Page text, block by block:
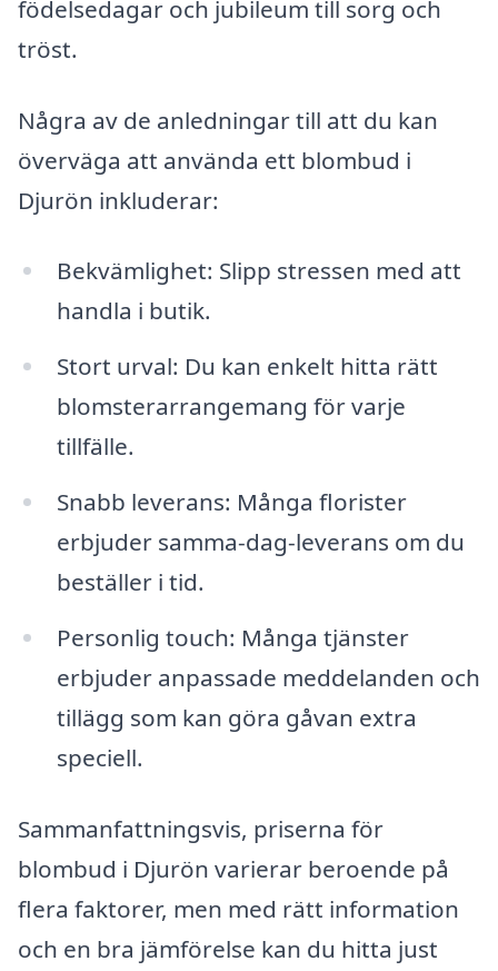
födelsedagar och jubileum till sorg och
tröst.
Några av de anledningar till att du kan
överväga att använda ett blombud i
Djurön inkluderar:
Bekvämlighet: Slipp stressen med att
handla i butik.
Stort urval: Du kan enkelt hitta rätt
blomsterarrangemang för varje
tillfälle.
Snabb leverans: Många florister
erbjuder samma-dag-leverans om du
beställer i tid.
Personlig touch: Många tjänster
erbjuder anpassade meddelanden och
tillägg som kan göra gåvan extra
speciell.
Sammanfattningsvis, priserna för
blombud i Djurön varierar beroende på
flera faktorer, men med rätt information
och en bra jämförelse kan du hitta just